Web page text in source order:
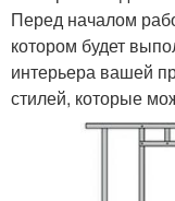
Перед началом
котором будет
интерьера вашей
стилей, которые